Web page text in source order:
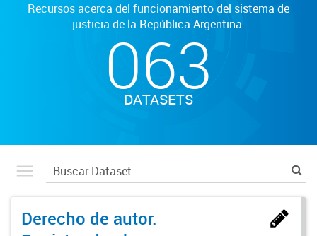
Recursos acerca del funcionamiento del sistema de
justicia de la República Argentina.
063
DATASETS
Derecho de autor.